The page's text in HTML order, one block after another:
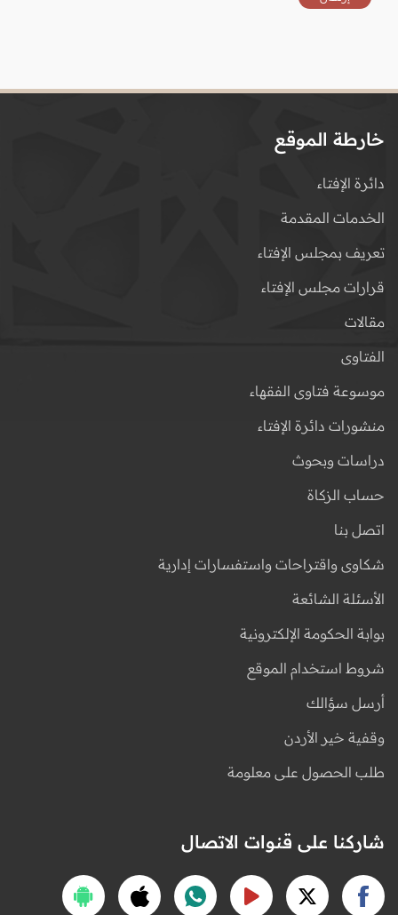
خارطة الموقع
دائرة الإفتاء
الخدمات المقدمة
تعريف بمجلس الإفتاء
قرارات مجلس الإفتاء
مقالات
الفتاوى
موسوعة فتاوى الفقهاء
منشورات دائرة الإفتاء
دراسات وبحوث
حساب الزكاة
اتصل بنا
شكاوى واقتراحات واستفسارات إدارية
الأسئلة الشائعة
بوابة الحكومة الإلكترونية
شروط استخدام الموقع
أرسل سؤالك
وقفية خير الأردن
طلب الحصول على معلومة
شاركنا على قنوات الاتصال